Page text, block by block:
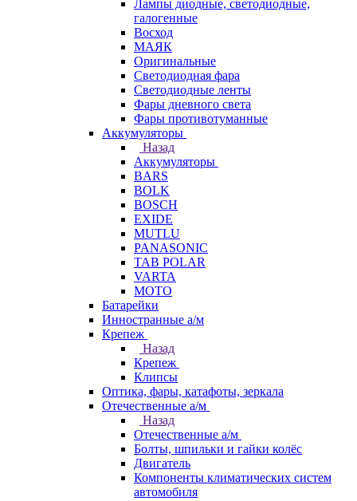
Лампы диодные, светодиодные,
галогенные
Восход
МАЯК
Оригинальные
Светодиодная фара
Светодиодные ленты
Фары дневного света
Фары противотуманные
Аккумуляторы
Назад
Аккумуляторы
BARS
BOLK
BOSCH
EXIDE
MUTLU
PANASONIC
TAB POLAR
VARTA
МОТО
Батарейки
Инностранные а/м
Крепеж
Назад
Крепеж
Клипсы
Оптика, фары, катафоты, зеркала
Отечественные а/м
Назад
Отечественные а/м
Болты, шпильки и гайки колёс
Двигатель
Компоненты климатических систем
автомобиля